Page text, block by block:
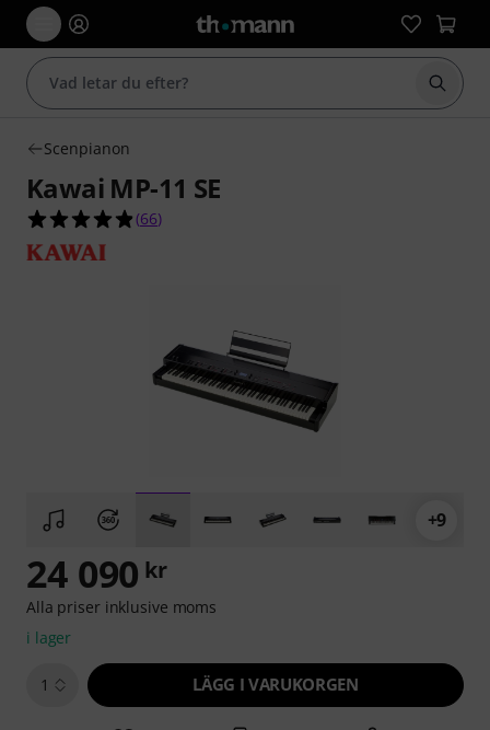
Börja
Scenpianon
Kawai MP-11 SE
4.8 av 5 stjärnor från 66 kundbetyg
(66)
+9
24 090 kr
Alla priser inklusive moms
i lager
1 LÄGG I VARUKORGEN